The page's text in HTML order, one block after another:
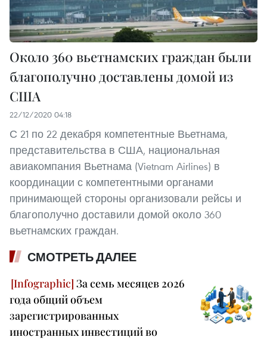
Около 360 вьетнамских граждан были
благополучно доставлены домой из
США
22/12/2020 04:18
С 21 по 22 декабря компетентные Вьетнама,
представительства в США, национальная
авиакомпания Вьетнама (Vietnam Airlines) в
координации с компетентными органами
принимающей стороны организовали рейсы и
благополучно доставили домой около 360
вьетнамских граждан.
СМОТРЕТЬ ДАЛЕЕ
За семь месяцев 2026
года общий объем
зарегистрированных
иностранных инвестиций во